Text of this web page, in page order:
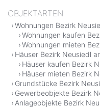
OBJEKTARTEN
Wohnungen Bezirk
Wohnungen kaufen
Wohnungen mieten
Häuser Bezirk Neusiedl
Häuser kaufen Bezirk
Häuser mieten Bezirk
Grundstücke Bezirk
Gewerbeobjekte Bezirk
Anlageobjekte Bezirk